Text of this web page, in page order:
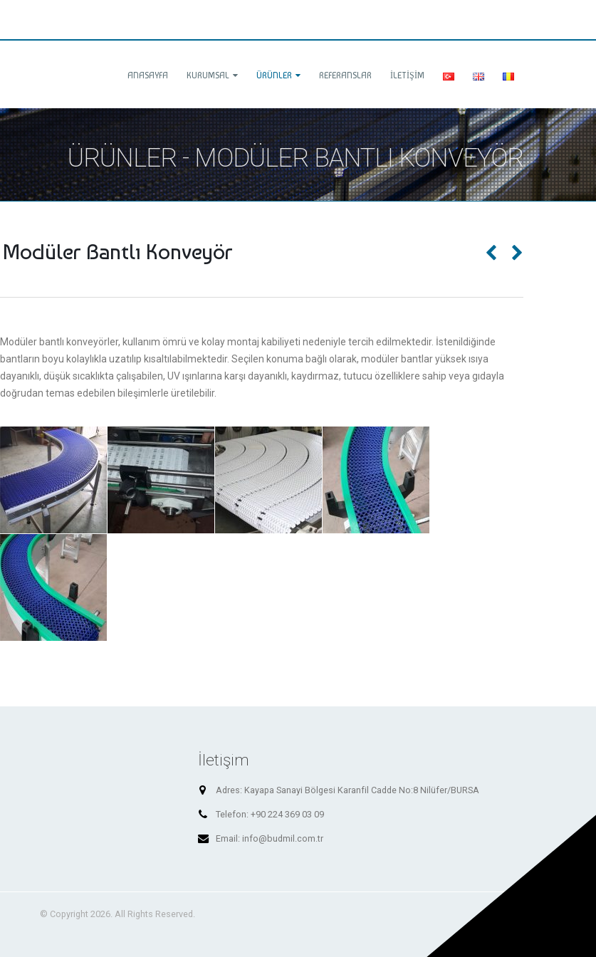
ANASAYFA KURUMSAL ÜRÜNLER REFERANSLAR İLETIŞIM
ÜRÜNLER - MODÜLER BANTLI KONVEYÖR
Modüler Bantlı Konveyör
Modüler bantlı konveyörler, kullanım ömrü ve kolay montaj kabiliyeti nedeniyle tercih edilmektedir. İstenildiğinde
bantların boyu kolaylıkla uzatılıp kısaltılabilmektedir. Seçilen konuma bağlı olarak, modüler bantlar yüksek ısıya
dayanıklı, düşük sıcaklıkta çalışabilen, UV ışınlarına karşı dayanıklı, kaydırmaz, tutucu özelliklere sahip veya gıdayla
doğrudan temas edebilen bileşimlerle üretilebilir.
İletişim
Adres: Kayapa Sanayi Bölgesi Karanfil Cadde No:8 Nilüfer/BURSA
Telefon: +90 224 369 03 09
Email: info@budmil.com.tr
© Copyright 2026. All Rights Reserved.